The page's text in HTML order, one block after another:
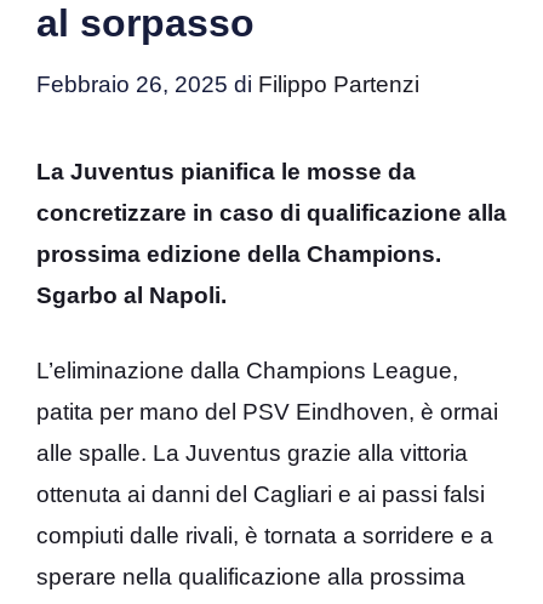
al sorpasso
Febbraio 26, 2025 di Filippo Partenzi
La Juventus pianifica le mosse da
concretizzare in caso di qualificazione alla
prossima edizione della Champions.
Sgarbo al Napoli.
L’eliminazione dalla Champions League,
patita per mano del PSV Eindhoven, è ormai
alle spalle. La Juventus grazie alla vittoria
ottenuta ai danni del Cagliari e ai passi falsi
compiuti dalle rivali, è tornata a sorridere e a
sperare nella qualificazione alla prossima